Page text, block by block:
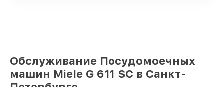
Обслуживание Посудомоечных
машин Miele G 611 SC в Санкт-